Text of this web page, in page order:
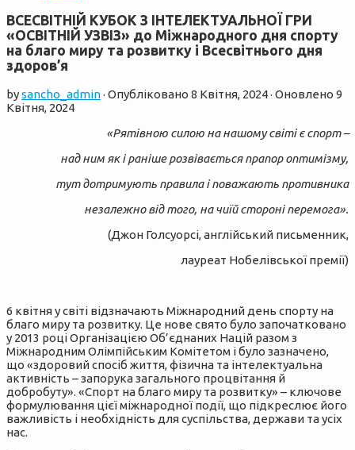
ВСЕСВІТНІЙ КУБОК З ІНТЕЛЕКТУАЛЬНОЇ ГРИ
«ОСВІТНІЙ УЗВІЗ» до Міжнародного дня спорту
на благо миру та розвитку і Всесвітнього дня
здоров’я
bysancho_admin· Опубліковано 8 Квітня, 2024· Оновлено 9
Квітня, 2024
«Рятівною силою на нашому світі є спорт –
над ним як і раніше розвівається прапор оптимізму,
тут дотримують правила і поважають противника
незалежно від того, на чиїй стороні перемога».
(Джон Голсуорсі, англійський письменник,
лауреат Нобелівської премії)
6 квітня у світі відзначають Міжнародний день спорту на
благо миру та розвитку. Це нове свято було започатковано
у 2013 році Організацією Об’єднаних Націй разом з
Міжнародним Олімпійським Комітетом і було зазначено,
що «здоровий спосіб життя, фізична та інтелектуальна
активність – запорука загального процвітання й
добробуту». «Спорт на благо миру та розвитку» – ключове
формулювання цієї міжнародної події, що підкреслює його
важливість і необхідність для суспільства, держави та усіх
нас.